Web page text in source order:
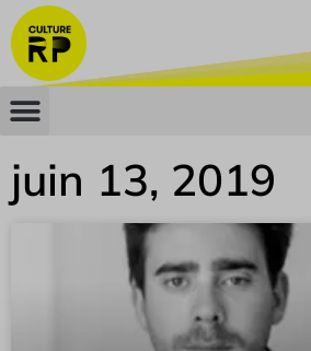
juin 13, 2019